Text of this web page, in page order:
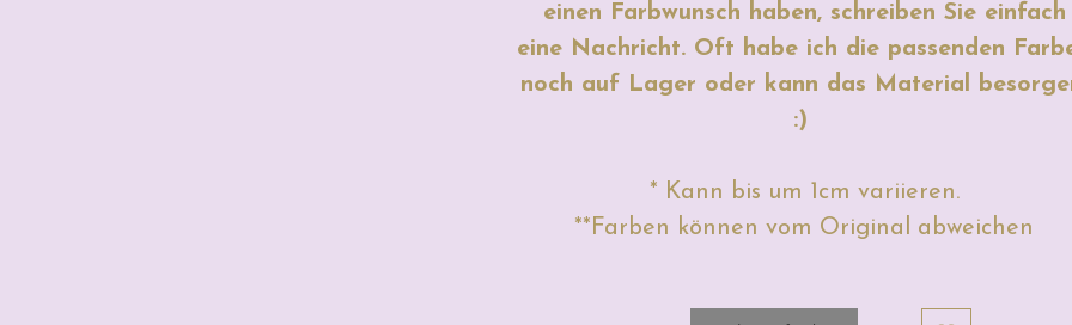
einen Farbwunsch haben, schreiben Sie einfach
eine Nachricht. Oft habe ich die passenden
noch auf Lager oder kann das Material
:)
* Kann bis um 1cm variieren.
**Farben können vom Original abweichen